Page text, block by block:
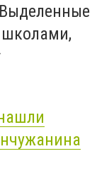
школами,